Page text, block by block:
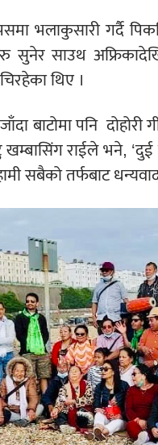
भलाकुसारी गर्दै
सुनेर साउथ
थिए ।
बाटोमा पनि
राईले भने, ‘दुई
सबैको तर्फबाट